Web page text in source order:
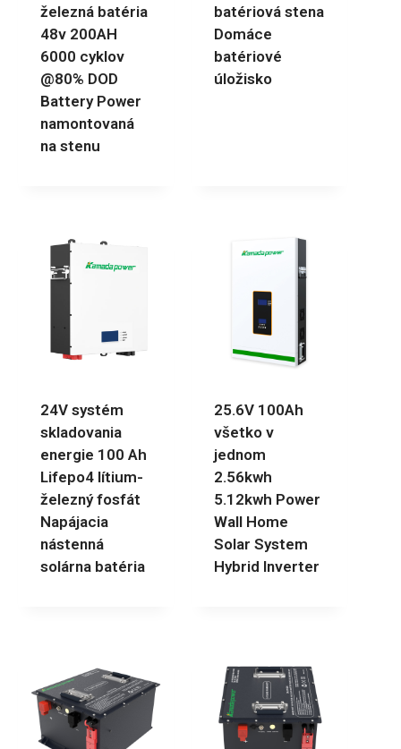
železná batéria
48v 200AH
6000 cyklov
@80% DOD
Battery Power
namontovaná
na stenu
batériová stena
Domáce
batériové
úložisko
24V systém
skladovania
energie 100 Ah
Lifepo4 lítium-
železný fosfát
Napájacia
nástenná
solárna batéria
25.6V 100Ah
všetko v
jednom
2.56kwh
5.12kwh Power
Wall Home
Solar System
Hybrid Inverter